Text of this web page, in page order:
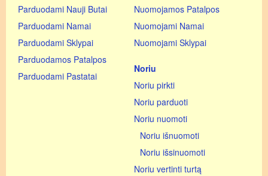
Parduodami Nauji Butai
Parduodami Namai
Parduodami Sklypai
Parduodamos Patalpos
Parduodami Pastatai
Nuomojamos Patalpos
Nuomojami Namai
Nuomojami Sklypai
Noriu
Noriu pirkti
Noriu parduoti
Noriu nuomoti
Noriu išnuomoti
Noriu išsinuomoti
Noriu vertinti turtą